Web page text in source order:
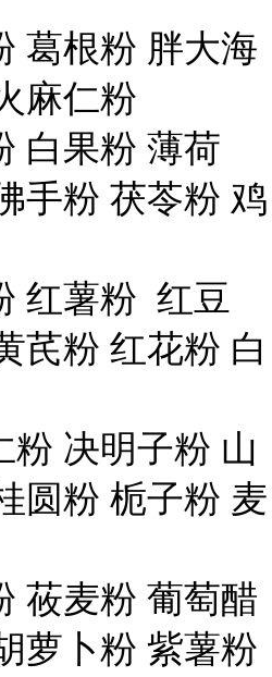
葛根粉 胖大海
麻仁粉
白果粉 薄荷
手粉 茯苓粉 鸡
红薯粉 红豆
芪粉 红花粉 白
粉 决明子粉 山
圆粉 栀子粉 麦
莜麦粉 葡萄醋
萝卜粉 紫薯粉